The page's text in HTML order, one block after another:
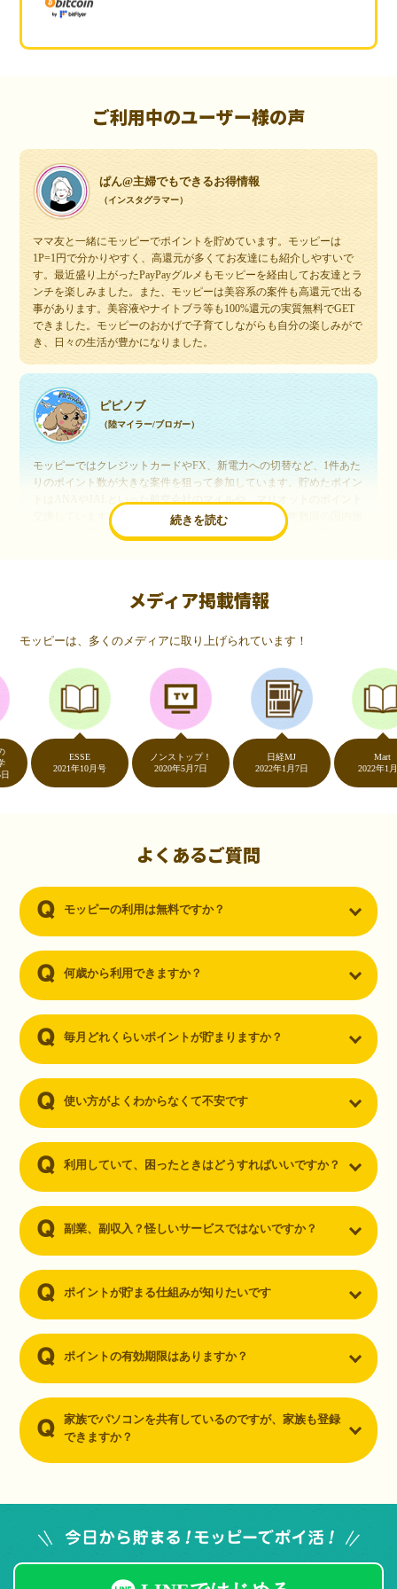
ご利用中のユーザー様の声
ぱん@主婦でもできるお得情報
（インスタグラマー）
ママ友と一緒にモッピーでポイントを貯めています。モッピーは
1P=1円で分かりやすく、高還元が多くてお友達にも紹介しやすいで
す。最近盛り上がったPayPayグルメもモッピーを経由してお友達とラ
ンチを楽しみました。また、モッピーは美容系の案件も高還元で出る
事があります。美容液やナイトブラ等も100%還元の実質無料でGET
できました。モッピーのおかげで子育てしながらも自分の楽しみがで
き、日々の生活が豊かになりました。
続きを読む
ピピノブ
（陸マイラー/ブロガー）
モッピーではクレジットカードやFX、新電力への切替など、1件あた
りのポイント数が大きな案件を狙って参加しています。貯めたポイン
交換しています。このようにすることで、ほぼ無料で年数回の国内旅
行や海外旅行を実現しています。モッピーは陸マイラーや旅行好きに
いつものネットショッピングが、モッピーでお得
（20代・女性）
友達に勧められてモッピーをはじめました。空いた時間にスマホで買
い物をすることが多いのですが、モッピーを経由するだけでショップ
のポイントとモッピーのポイントが二重で貯まることを知り、ビック
リ…！いつものネットショッピングをモッピーを経由するだけでポイ
ントが貯まるなんて…もっと早く教えてほしかった～！貯まったポイ
ントはギフト券に交換して、プチ贅沢を楽しんでます♪
（30代・男性）
ーを知りました。クレジットカードを発行するだけでポイントが貯ま
るならと無料登録して、クレジットカードの発行やアプリダウンロー
メディア掲載情報
モッピーは、多くのメディアに取り上げられています！
2021年10月号
ノンストップ！
2020年5月7日
日経MJ
2022年1月7日
2022年1月号
よくあるご質問
モッピーの利用は無料ですか？
何歳から利用できますか？
毎月どれくらいポイントが貯まりますか？
使い方がよくわからなくて不安です
利用していて、困ったときはどうすればいいですか？
副業、副収入？怪しいサービスではないですか？
ポイントが貯まる仕組みが知りたいです
ポイントの有効期限はありますか？
家族でパソコンを共有しているのですが、家族も登録
できますか？